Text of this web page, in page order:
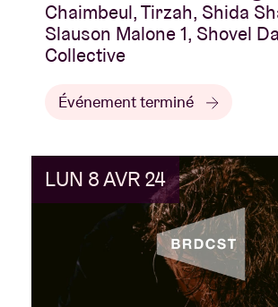
Chaimbeul, Tirzah, Shida
Slauson Malone 1, Shovel
Collective
Événement terminé
LUN 8 AVR 24